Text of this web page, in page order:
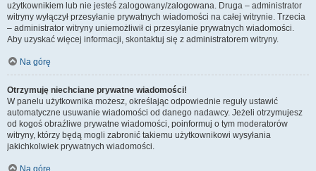
użytkownikiem lub nie jesteś zalogowany/zalogowana. Druga – administrator
witryny wyłączył przesyłanie prywatnych wiadomości na całej witrynie. Trzecia
– administrator witryny uniemożliwił ci przesyłanie prywatnych wiadomości.
Aby uzyskać więcej informacji, skontaktuj się z administratorem witryny.
Na górę
Otrzymuję niechciane prywatne wiadomości!
W panelu użytkownika możesz, określając odpowiednie reguły ustawić
automatyczne usuwanie wiadomości od danego nadawcy. Jeżeli otrzymujesz
od kogoś obraźliwe prywatne wiadomości, poinformuj o tym moderatorów
witryny, którzy będą mogli zabronić takiemu użytkownikowi wysyłania
jakichkolwiek prywatnych wiadomości.
Na górę